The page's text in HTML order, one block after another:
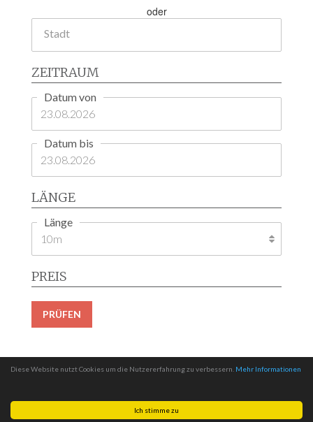
Ich stimme zu
Diese Website nutzt Cookies um die Nutzererfahrung zu verbessern. Mehr Informationen
oder
Stadt
ZEITRAUM
Datum von
Datum bis
LÄNGE
Länge
PREIS
PRÜFEN